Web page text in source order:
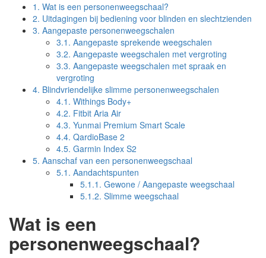
1. Wat is een personenweegschaal?
2. Uitdagingen bij bediening voor blinden en slechtzienden
3. Aangepaste personenweegschalen
3.1. Aangepaste sprekende weegschalen
3.2. Aangepaste weegschalen met vergroting
3.3. Aangepaste weegschalen met spraak en
vergroting
4. Blindvriendelijke slimme personenweegschalen
4.1. Withings Body+
4.2. Fitbit Aria Air
4.3. Yunmai Premium Smart Scale
4.4. QardioBase 2
4.5. Garmin Index S2
5. Aanschaf van een personenweegschaal
5.1. Aandachtspunten
5.1.1. Gewone / Aangepaste weegschaal
5.1.2. Slimme weegschaal
Wat is een
personenweegschaal?